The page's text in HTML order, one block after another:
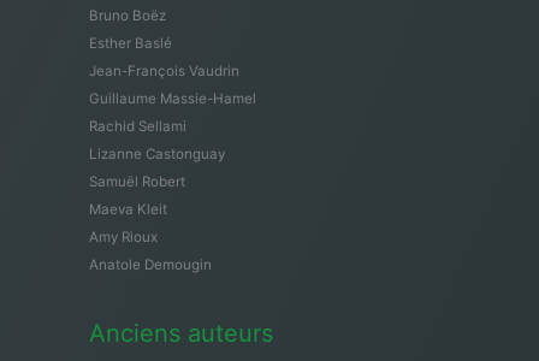
Bruno Boëz
Esther Baslé
Jean-François Vaudrin
Guillaume Massie-Hamel
Rachid Sellami
Lizanne Castonguay
Samuël Robert
Maeva Kleit
Amy Rioux
Anatole Demougin
Anciens auteurs